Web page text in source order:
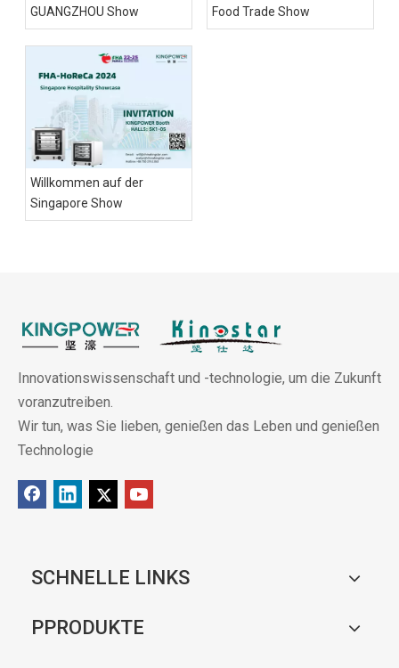
GUANGZHOU Show
Food Trade Show
Willkommen auf der
Singapore Show
Innovationswissenschaft und -technologie, um die Zukunft
voranzutreiben.
Wir tun, was Sie lieben, genießen das Leben und genießen
Technologie
SCHNELLE LINKS
PPRODUKTE